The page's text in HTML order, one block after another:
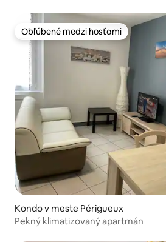
Obľúbené medzi hosťami
Obľúbené medzi hosťami
Kondo v meste Périgueux
Pekný klimatizovaný apartmán